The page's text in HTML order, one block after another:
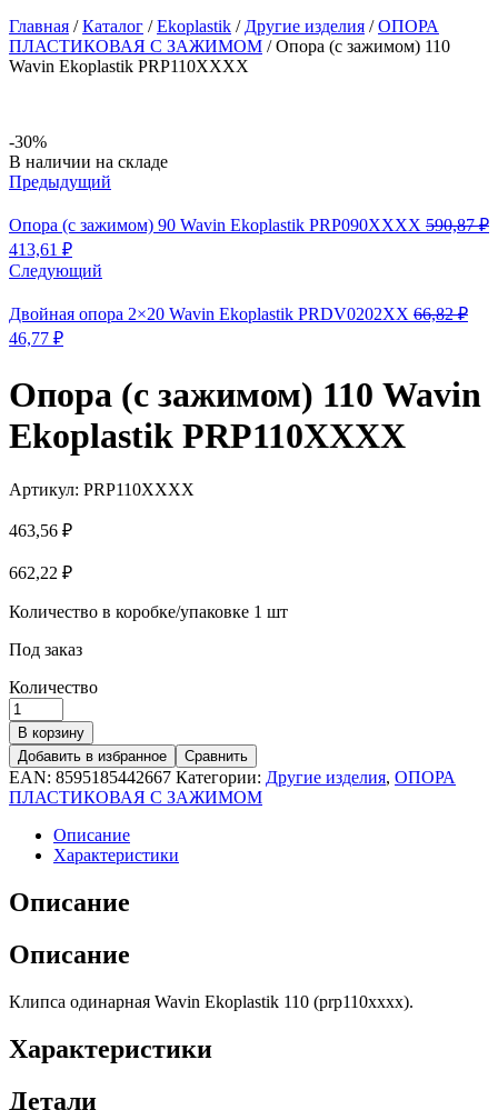
Главная /Каталог /Ekoplastik /Другие изделия /ОПОРА
ПЛАСТИКОВАЯ С ЗАЖИМОМ /Опора (с зажимом) 110
Wavin Ekoplastik PRP110XXXX
-30%
Availability:
В наличии на складе
Предыдущий
Опора (с зажимом) 90 Wavin Ekoplastik PRP090XXXX 590,87₽
Первоначальная
цена
составляла
590,87 ₽.
413,61 ₽Текущая
цена:
Следующий
Двойная опора 2×20 Wavin Ekoplastik PRDV0202XX 66,82₽
Первоначальная
66,82 ₽.
46,77 ₽Текущая
Опора (с зажимом) 110 Wavin
Ekoplastik PRP110XXXX
Артикул: PRP110XXXX
463,56 ₽
662,22 ₽
Количество в коробке/упаковке 1 шт
Под заказ
Количество
В корзину
Добавить в избранное
Сравнить
EAN: 8595185442667 Категории: Другие изделия, ОПОРА
ПЛАСТИКОВАЯ С ЗАЖИМОМ
Описание
Характеристики
Описание
Описание
Клипса одинарная Wavin Ekoplastik 110 (prp110xxxx).
Характеристики
Детали